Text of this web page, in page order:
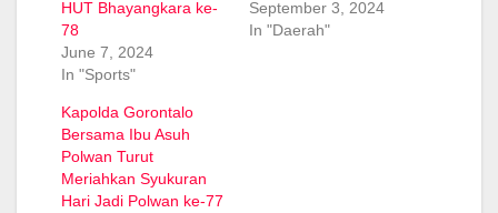
HUT Bhayangkara ke-
78
June 7, 2024
In "Sports"
September 3, 2024
In "Daerah"
Kapolda Gorontalo
Bersama Ibu Asuh
Polwan Turut
Meriahkan Syukuran
Hari Jadi Polwan ke-77